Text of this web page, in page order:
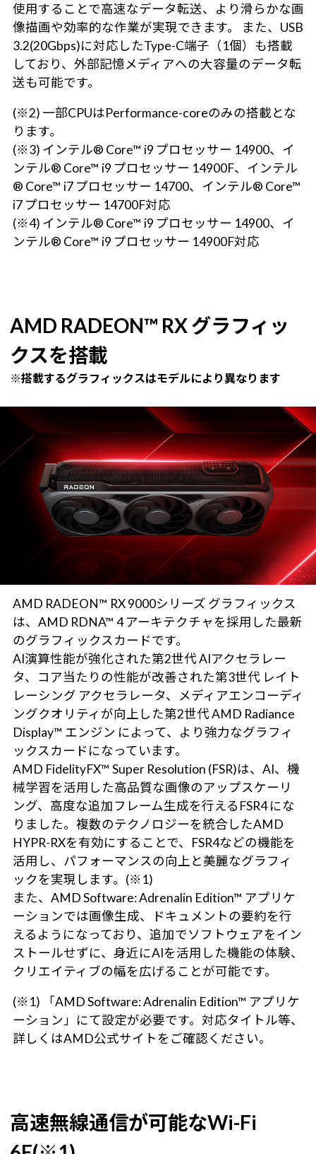
使用することで高速なデータ転送、より滑らかな画
像描画や効率的な作業が実現できます。 また、USB
3.2(20Gbps)に対応したType-C端子（1個）も搭載
しており、外部記憶メディアへの大容量のデータ転
送も可能です。
(※2) 一部CPUはPerformance-coreのみの搭載とな
ります。
(※3) インテル® Core™ i9 プロセッサー 14900、イ
ンテル® Core™ i9 プロセッサー 14900F、インテル
® Core™ i7 プロセッサー 14700、インテル® Core™
i7 プロセッサー 14700F対応
(※4) インテル® Core™ i9 プロセッサー 14900、イ
ンテル® Core™ i9 プロセッサー 14900F対応
AMD RADEON™ RX グラフィッ
クスを搭載
※搭載するグラフィックスはモデルにより異なります
AMD RADEON™ RX 9000シリーズ グラフィックス
は、AMD RDNA™ 4 アーキテクチャを採用した最新
のグラフィックスカードです。
AI演算性能が強化された第2世代 AIアクセラレー
タ、コア当たりの性能が改善された第3世代 レイト
レーシング アクセラレータ、メディアエンコーディ
ングクオリティが向上した第2世代 AMD Radiance
Display™ エンジン によって、より強力なグラフィ
ックスカードになっています。
AMD FidelityFX™ Super Resolution (FSR)は、AI、機
械学習を活用した高品質な画像のアップスケーリ
ング、高度な追加フレーム生成を行えるFSR4 にな
りました。複数のテクノロジーを統合したAMD
HYPR-RXを有効にすることで、FSR4などの機能を
活用し、パフォーマンスの向上と美麗なグラフィ
ックを実現します。(※1)
また、AMD Software: Adrenalin Edition™ アプリケ
ーションでは画像生成、ドキュメントの要約を行
えるようになっており、追加でソフトウェアをイン
ストールせずに、身近にAIを活用した機能の体験、
クリエイティブの幅を広げることが可能です。
(※1) 「AMD Software: Adrenalin Edition™ アプリケ
ーション」にて設定が必要です。対応タイトル等、
詳しくはAMD公式サイトをご確認ください。
高速無線通信が可能なWi-Fi